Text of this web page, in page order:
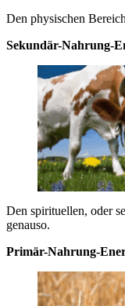
Den physischen
Sekundär-Nahrung-
Den spirituellen, oder
genauso.
Primär-Nahrung-